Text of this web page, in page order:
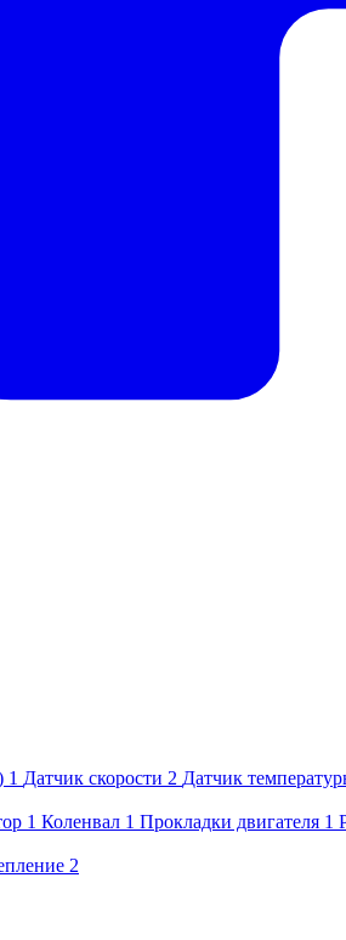
1 Датчик скорости 2 Датчик
1 Коленвал 1 Прокладки двигателя 1
2